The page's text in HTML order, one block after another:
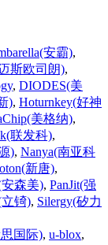
安霸),
斯欧司朗),
, DIODES(美
), Hoturnkey(好神
美格纳),
联发科),
), Nanya(南亚科
新唐),
安森美), PanJit(强
立锜), Silergy(矽力
思国际), u-blox,